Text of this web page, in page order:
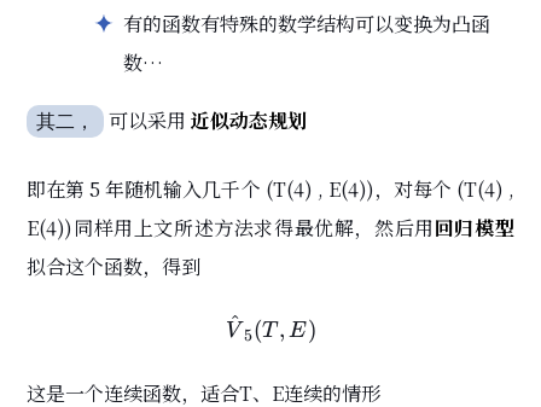
有的函数有特殊的数学结构可以变换为凸函
数…
其二， 可以采用近似动态规划
即在第 5 年随机输入几千个 (T(4) , E(4))，对每个 (T(4) ,
E(4))同样用上文所述方法求得最优解，然后用回归模型
拟合这个函数，得到
\hat{V}_5(T, E)
V
^5(T, E)
这是一个连续函数，适合T、E连续的情形